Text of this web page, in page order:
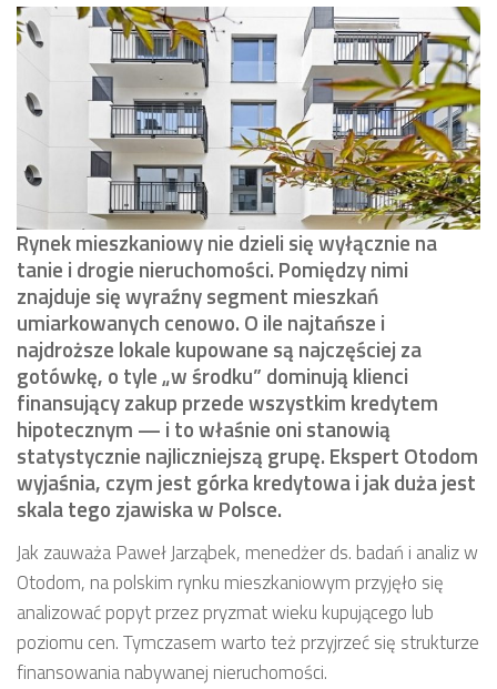
Rynek mieszkaniowy nie dzieli się wyłącznie na
tanie i drogie nieruchomości. Pomiędzy nimi
znajduje się wyraźny segment mieszkań
umiarkowanych cenowo. O ile najtańsze i
najdroższe lokale kupowane są najczęściej za
gotówkę, o tyle „w środku” dominują klienci
finansujący zakup przede wszystkim kredytem
hipotecznym — i to właśnie oni stanowią
statystycznie najliczniejszą grupę. Ekspert Otodom
wyjaśnia, czym jest górka kredytowa i jak duża jest
skala tego zjawiska w Polsce.
Jak zauważa Paweł Jarząbek, menedżer ds. badań i analiz w
Otodom, na polskim rynku mieszkaniowym przyjęło się
analizować popyt przez pryzmat wieku kupującego lub
poziomu cen. Tymczasem warto też przyjrzeć się strukturze
finansowania nabywanej nieruchomości.